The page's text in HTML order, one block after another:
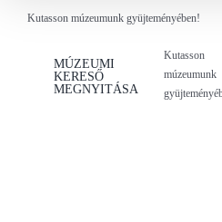
Kutasson múzeumunk gyüjteményében!
MÚZEUMI
KERESŐ
MEGNYITÁSA
Kutasson
múzeumunk